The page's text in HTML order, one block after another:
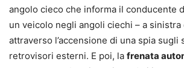
angolo cieco che informa il conducente
un veicolo negli angoli ciechi – a sinistra
attraverso l’accensione di una spia sugli
retrovisori esterni. E poi, la frenata